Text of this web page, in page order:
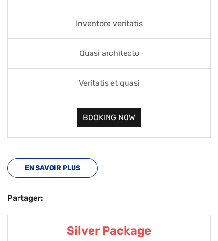
Inventore veritatis
Quasi architecto
Veritatis et quasi
BOOKING NOW
EN SAVOIR PLUS
Partager:
Silver Package